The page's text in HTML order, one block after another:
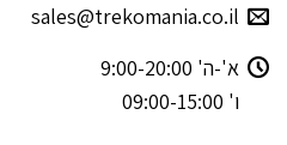
sales@trekomania.co.il
א'-ה' 9:00-20:00
ו' 09:00-15:00